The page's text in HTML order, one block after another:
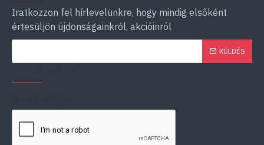
Iratkozzon fel hírlevelünkre, hogy mindig elsőként
értesüljön újdonságainkról, akcióinról
KÜLDÉS